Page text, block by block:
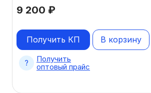
9 200 ₽
В корзину
Получить КП
Получить
оптовый прайс